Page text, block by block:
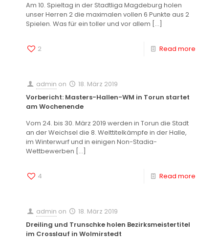
Am 10. Spieltag in der Stadtliga Magdeburg holen
unser Herren 2 die maximalen vollen 6 Punkte aus 2
Spielen. Was für ein toller und vor allem […]
2 Read more
admin on
18. März 2019
Vorbericht: Masters-Hallen-WM in Torun startet
am Wochenende
Vom 24. bis 30. März 2019 werden in Torun die Stadt
an der Weichsel die 8. Welttitelkämpfe in der Halle,
im Winterwurf und in einigen Non-Stadia-
Wettbewerben […]
4 Read more
admin on
18. März 2019
Dreiling und Trunschke holen Bezirksmeistertitel
im Crosslauf in Wolmirstedt